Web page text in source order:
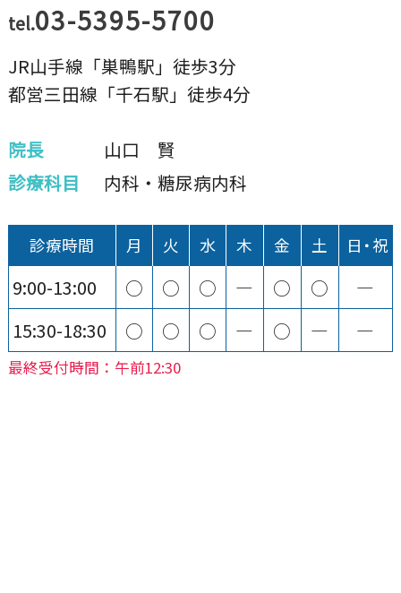
tel.03-5395-5700
JR山手線「巣鴨駅」徒歩3分
都営三田線「千石駅」徒歩4分
院長
山口 賢
診療科目
内科・糖尿病内科
診療時間 月 火 水 木 金 土 日・祝
9:00-13:00 ○ ○ ○ ― ○ ○
―
15:30-18:30
○ ○ ○ ― ○ ― ―
最終受付時間：午前12:30